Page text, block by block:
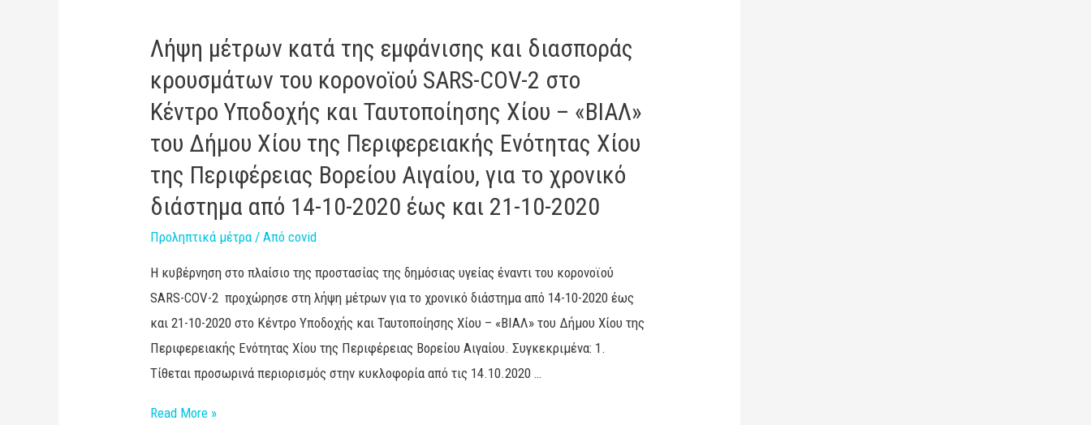
Λήψη μέτρων κατά της εμφάνισης και διασποράς
κρουσμάτων του κορονοϊού SARS-COV-2 στο
Κέντρο Υποδοχής και Ταυτοποίησης Χίου – «ΒΙΑΛ»
του Δήμου Χίου της Περιφερειακής Ενότητας Χίου
της Περιφέρειας Βορείου Αιγαίου, για το χρονικό
διάστημα από 14-10-2020 έως και 21-10-2020
Προληπτικά μέτρα / Απόcovid
Η κυβέρνηση στο πλαίσιο της προστασίας της δημόσιας υγείας έναντι του κορονοϊού
SARS-COV-2 προχώρησε στη λήψη μέτρων για το χρονικό διάστημα από 14-10-2020 έως
και 21-10-2020 στο Κέντρο Υποδοχής και Ταυτοποίησης Χίου – «ΒΙΑΛ» του Δήμου Χίου της
Περιφερειακής Ενότητας Χίου της Περιφέρειας Βορείου Αιγαίου. Συγκεκριμένα: 1.
Τίθεται προσωρινά περιορισμός στην κυκλοφορία από τις 14.10.2020 …
Read More »